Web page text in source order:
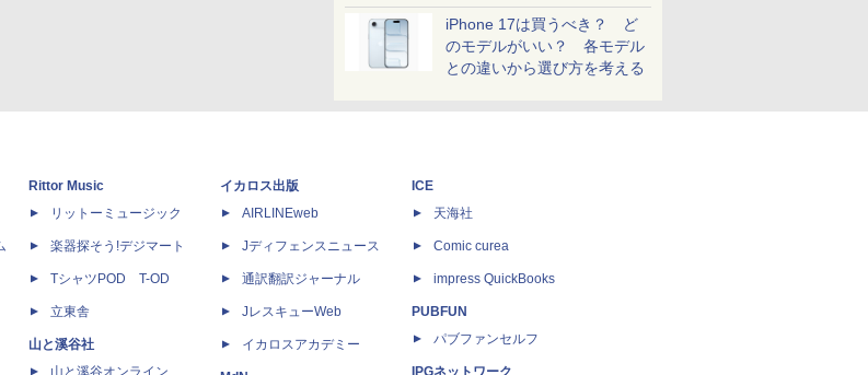
iPhone 17は買うべき？ ど
のモデルがいい？ 各モデル
との違いから選び方を考える
Rittor Music
リットーミュージック
楽器探そう!デジマート
TシャツPOD T-OD
立東舎
山と溪谷社
山と溪谷オンライン
イカロス出版
AIRLINEweb
Jディフェンスニュース
通訳翻訳ジャーナル
JレスキューWeb
イカロスアカデミー
ICE
天海社
Comic curea
impress QuickBooks
PUBFUN
パブファンセルフ
IPGネットワーク